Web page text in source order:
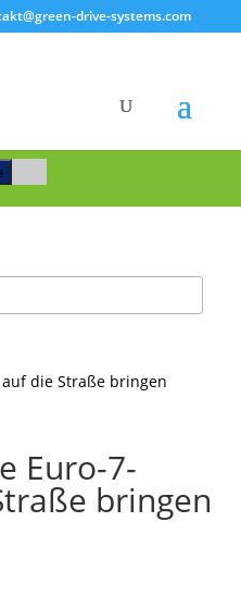
drive-systems.com
die Straße bringen
Euro-7-
bringen